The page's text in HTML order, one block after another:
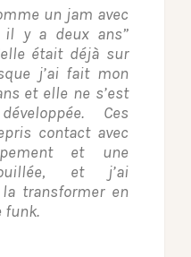
un jam avec
il y a deux ans”
était déjà sur
j’ai fait mon
et elle ne s’est
Ces
contact avec
et une
et j’ai
transformer en
funk.